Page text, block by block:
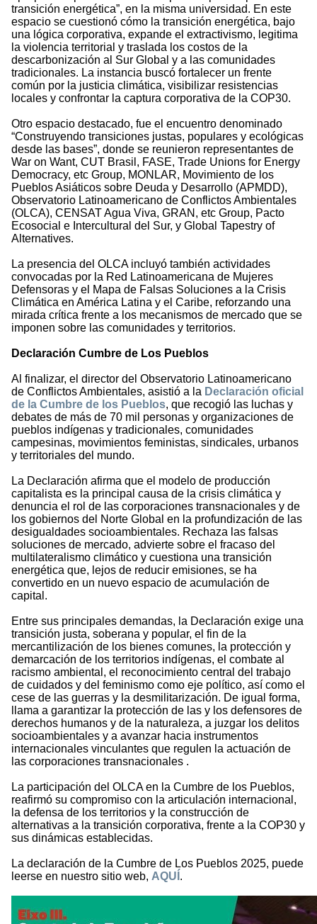
transición energética”, en la misma universidad. En este
espacio se cuestionó cómo la transición energética, bajo
una lógica corporativa, expande el extractivismo, legitima
la violencia territorial y traslada los costos de la
descarbonización al Sur Global y a las comunidades
tradicionales. La instancia buscó fortalecer un frente
común por la justicia climática, visibilizar resistencias
locales y confrontar la captura corporativa de la COP30.
Otro espacio destacado, fue el encuentro denominado
“Construyendo transiciones justas, populares y ecológicas
desde las bases”, donde se reunieron representantes de
War on Want, CUT Brasil, FASE, Trade Unions for Energy
Democracy, etc Group, MONLAR, Movimiento de los
Pueblos Asiáticos sobre Deuda y Desarrollo (APMDD),
Observatorio Latinoamericano de Conflictos Ambientales
(OLCA), CENSAT Agua Viva, GRAN, etc Group, Pacto
Ecosocial e Intercultural del Sur, y Global Tapestry of
Alternatives.
La presencia del OLCA incluyó también actividades
convocadas por la Red Latinoamericana de Mujeres
Defensoras y el Mapa de Falsas Soluciones a la Crisis
Climática en América Latina y el Caribe, reforzando una
mirada crítica frente a los mecanismos de mercado que se
imponen sobre las comunidades y territorios.
Declaración Cumbre de Los Pueblos
Al finalizar, el director del Observatorio Latinoamericano
de Conflictos Ambientales, asistió a la Declaración oficial
de la Cumbre de los Pueblos, que recogió las luchas y
debates de más de 70 mil personas y organizaciones de
pueblos indígenas y tradicionales, comunidades
campesinas, movimientos feministas, sindicales, urbanos
y territoriales del mundo.
La Declaración afirma que el modelo de producción
capitalista es la principal causa de la crisis climática y
denuncia el rol de las corporaciones transnacionales y de
los gobiernos del Norte Global en la profundización de las
desigualdades socioambientales. Rechaza las falsas
soluciones de mercado, advierte sobre el fracaso del
multilateralismo climático y cuestiona una transición
energética que, lejos de reducir emisiones, se ha
convertido en un nuevo espacio de acumulación de
capital.
Entre sus principales demandas, la Declaración exige una
transición justa, soberana y popular, el fin de la
mercantilización de los bienes comunes, la protección y
demarcación de los territorios indígenas, el combate al
racismo ambiental, el reconocimiento central del trabajo
de cuidados y del feminismo como eje político, así como el
cese de las guerras y la desmilitarización. De igual forma,
llama a garantizar la protección de las y los defensores de
derechos humanos y de la naturaleza, a juzgar los delitos
socioambientales y a avanzar hacia instrumentos
internacionales vinculantes que regulen la actuación de
las corporaciones transnacionales .
La participación del OLCA en la Cumbre de los Pueblos,
reafirmó su compromiso con la articulación internacional,
la defensa de los territorios y la construcción de
alternativas a la transición corporativa, frente a la COP30 y
sus dinámicas establecidas.
La declaración de la Cumbre de Los Pueblos 2025, puede
leerse en nuestro sitio web, AQUÍ .